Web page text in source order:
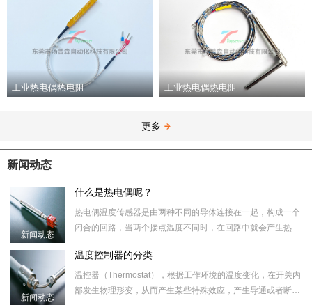
工业热电偶热电阻 工业热电偶热电阻
更多
新闻动态
新闻动态
什么是热电偶呢？
热电偶温度传感器是由两种不同的导体连接在一起，构成一个
闭合的回路，当两个接点温度不同时，在回路中就会产生热电
新闻动态
温度控制器的分类
温控器（Thermostat），根据工作环境的温度变化，在开关内
部发生物理形变，从而产生某些特殊效应，产生导通或者断开